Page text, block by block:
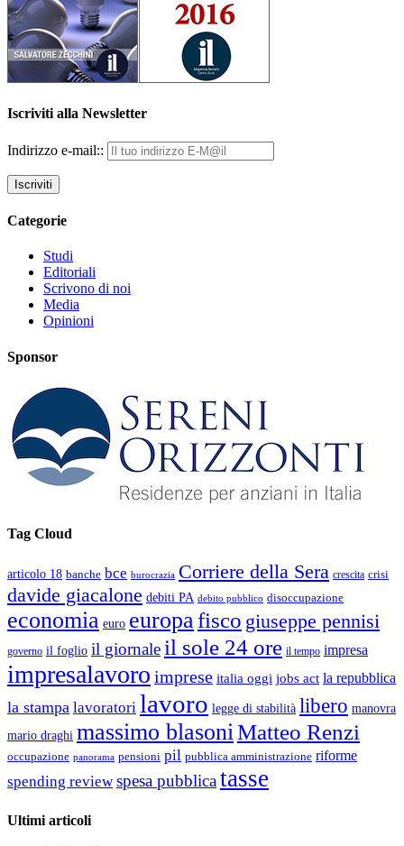
Iscriviti alla Newsletter
Indirizzo e-mail::
Categorie
Studi
Editoriali
Scrivono di noi
Media
Opinioni
Sponsor
Tag Cloud
articolo 18 banche bce burocrazia Corriere della Sera crescita crisi
davide giacalone debiti PA debito pubblico disoccupazione
economia euro europafisco giuseppe pennisi
governo il foglio il giornale il sole 24 ore il tempo impresa
impresalavoro imprese italia oggi jobs act la repubblica
la stampa lavoratori lavoro legge di stabilità libero manovra
mario draghi massimo blasoniMatteo Renzi
occupazione panorama pensioni pil pubblica amministrazione riforme
spending review spesa pubblicatasse
Ultimi articoli